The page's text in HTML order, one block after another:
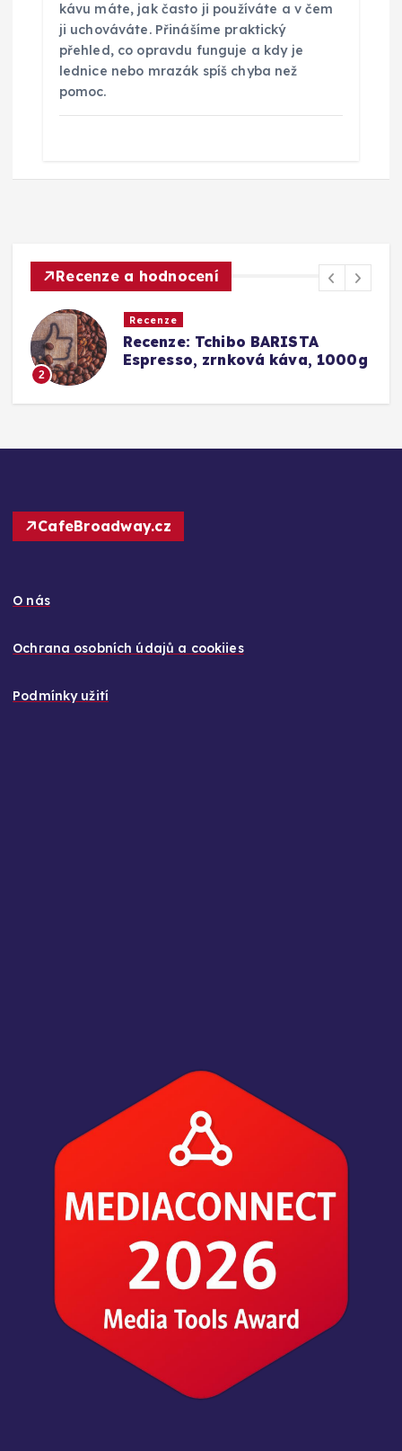
kávu máte, jak často ji používáte a v čem
ji uchováváte. Přinášíme praktický
přehled, co opravdu funguje a kdy je
lednice nebo mrazák spíš chyba než
pomoc.
Recenze a hodnocení
3
Recenze
Srovnání a recenze: Tchibo
Barista Caffè Crema vs.
CafeBroadway.cz
O nás
Ochrana osobních údajů a cookiies
Podmínky užití